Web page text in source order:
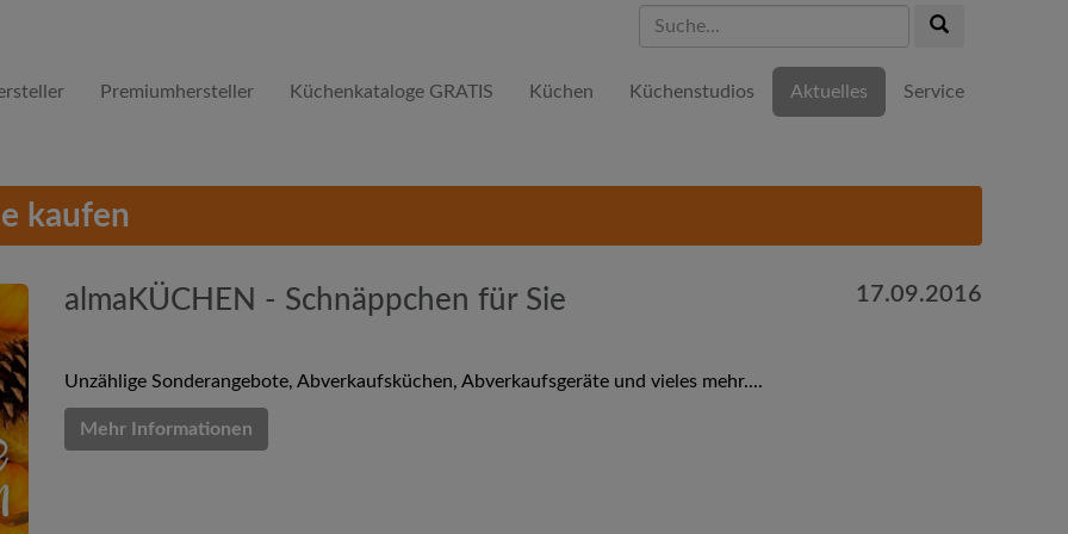
Suche...
Premiumhersteller Küchenkataloge GRATIS Küchen Küchenstudios Aktuelles Service
kaufen
almaKÜCHEN - Schnäppchen für Sie 17.09.2016
Unzählige Sonderangebote, Abverkaufsküchen, Abverkaufsgeräte und vieles mehr....
Mehr Informationen